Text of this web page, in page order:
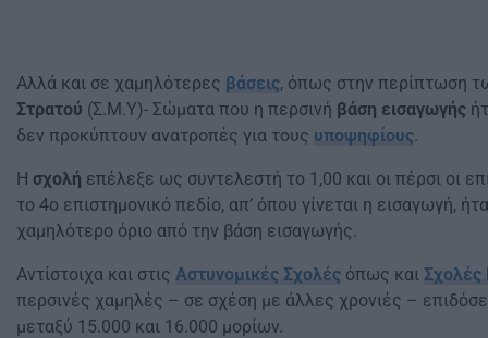
Αλλά και σε χαμηλότερες βάσεις, όπως στην περίπτωση
Στρατού (Σ.Μ.Υ)- Σώματα που η περσινή βάση εισαγωγής
δεν προκύπτουν ανατροπές για τους υποψηφίους.
Η σχολή επέλεξε ως συντελεστή το 1,00 και οι πέρσι οι
το 4ο επιστημονικό πεδίο, απ’ όπου γίνεται η εισαγωγή,
χαμηλότερο όριο από την βάση εισαγωγής.
Αντίστοιχα και στις Αστυνομικές Σχολές όπως και Σχολές
περσινές χαμηλές – σε σχέση με άλλες χρονιές –
μεταξύ 15.000 και 16.000 μορίων.